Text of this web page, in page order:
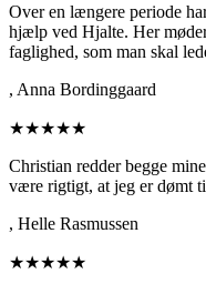
Over en længere periode
hjælp ved Hjalte. Her
faglighed, som man skal
, Anna Bordinggaard
★★★★★
Christian redder begge
være rigtigt, at jeg er dømt
, Helle Rasmussen
★★★★★